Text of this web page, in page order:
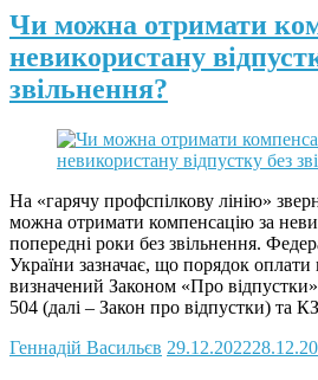
Чи можна отримати
невикористану
звільнення?
На «гарячу профспілкову лінію»
можна отримати компенсацію за
попередні роки без звільнення.
України зазначає, що порядок оплати
визначений Законом «Про
504 (далі – Закон про відпустки) та
Геннадій Васильєв 29.12.2022